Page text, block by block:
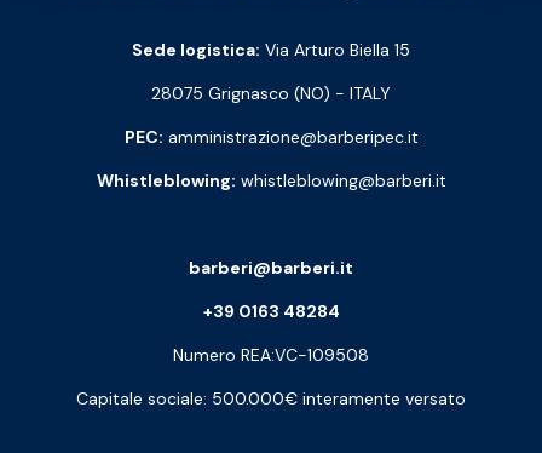
Sede logistica: Via Arturo Biella 15
28075 Grignasco (NO) - ITALY
PEC: amministrazione@barberipec.it
Whistleblowing: whistleblowing@barberi.it
barberi@barberi.it
+39 0163 48284
Numero REA:VC-109508
Capitale sociale: 500.000€ interamente versato